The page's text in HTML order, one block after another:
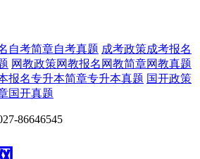
自考简章自考真题 成考政策成考报名
网教政策网教报名 网教简章网教真题
报名专升本简章专升本真题 国开政策
国开真题
86646545